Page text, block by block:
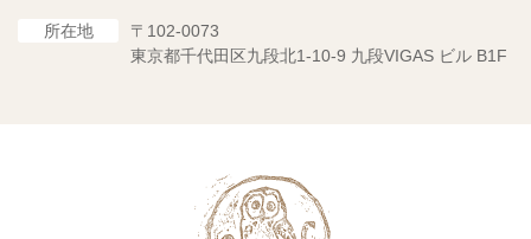
所在地
〒102-0073
東京都千代田区九段北1-10-9 九段VIGAS ビル B1F